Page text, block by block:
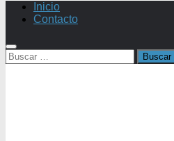
Inicio
Contacto
Buscar: